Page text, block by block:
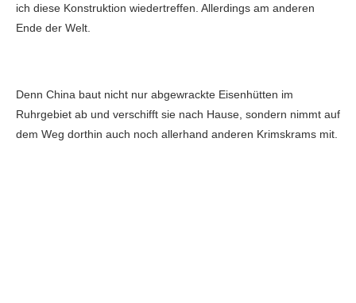
ich diese Konstruktion wiedertreffen. Allerdings am anderen
Ende der Welt.
Denn China baut nicht nur abgewrackte Eisenhütten im
Ruhrgebiet ab und verschifft sie nach Hause, sondern nimmt auf
dem Weg dorthin auch noch allerhand anderen Krimskrams mit.